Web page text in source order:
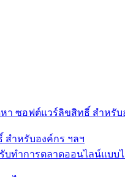
สำหรับองค์กร ฯลฯ